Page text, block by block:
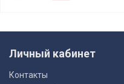
Личный кабинет
Контакты